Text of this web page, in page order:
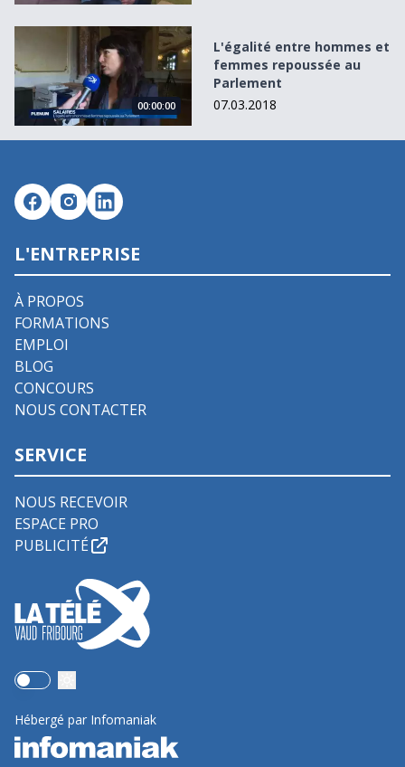
L&#039;égalité entre hommes et femmes repoussée au
00:00:00
L'égalité entre hommes et
femmes repoussée au
Parlement
07.03.2018
L'ENTREPRISE
À PROPOS
FORMATIONS
EMPLOI
BLOG
CONCOURS
NOUS CONTACTER
SERVICE
NOUS RECEVOIR
ESPACE PRO
PUBLICITÉ
Use setting
Hébergé par Infomaniak